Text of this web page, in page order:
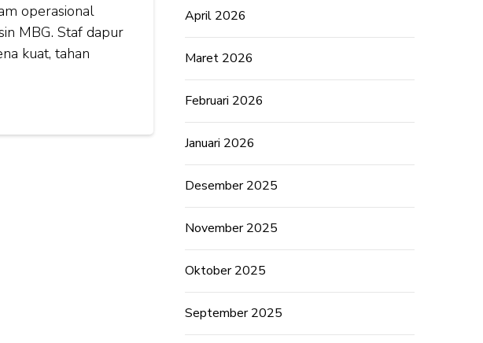
operasional
MBG. Staf dapur
kuat, tahan
April 2026
Maret 2026
Februari 2026
Januari 2026
Desember 2025
November 2025
Oktober 2025
September 2025